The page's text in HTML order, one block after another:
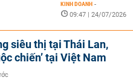
KINH DOANH -
09:47 | 24/07/2026
siêu thị tại Thái Lan,
chiến’ tại Việt Nam